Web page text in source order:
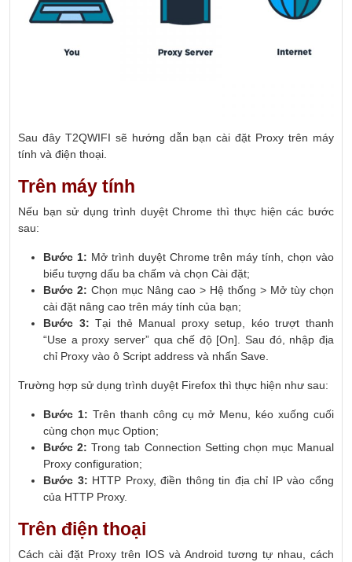
Sau đây T2QWIFI sẽ hướng dẫn bạn cài đặt Proxy trên máy
tính và điện thoại.
Trên máy tính
Nếu bạn sử dụng trình duyệt Chrome thì thực hiện các bước
sau:
Bước 1: Mở trình duyệt Chrome trên máy tính, chọn vào
biểu tượng dấu ba chấm và chọn Cài đặt;
Bước 2: Chọn mục Nâng cao > Hệ thống > Mở tùy chọn
cài đặt nâng cao trên máy tính của bạn;
Bước 3:Tại thẻ Manual proxy setup, kéo trượt thanh
“Use a proxy server” qua chế độ [On]. Sau đó, nhập địa
chỉ Proxy vào ô Script address và nhấn Save.
Trường hợp sử dụng trình duyệt Firefox thì thực hiện như sau:
Bước 1: Trên thanh công cụ mở Menu, kéo xuống cuối
cùng chọn mục Option;
Bước 2: Trong tab Connection Setting chọn mục Manual
Proxy configuration;
Bước 3: HTTP Proxy, điền thông tin địa chỉ IP vào cổng
của HTTP Proxy.
Trên điện thoại
Cách cài đặt Proxy trên IOS và Android tương tự nhau, cách